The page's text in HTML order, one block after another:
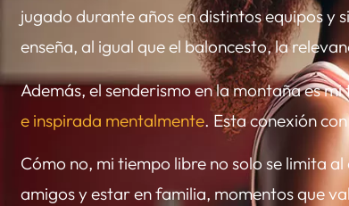
jugado durante años en distintos equipos y
enseña, al igual que el baloncesto, la
Además, el senderismo en la montaña es
e inspirada mentalmente. Esta conexión
Cómo no, mi tiempo libre no solo se limita
amigos y estar en familia, momentos que